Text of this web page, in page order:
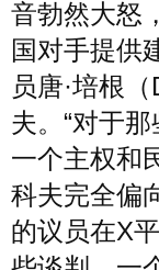
音勃然大怒
国对手提供
员唐·培根
夫。“对于
一个主权和
科夫完全偏
的议员在X